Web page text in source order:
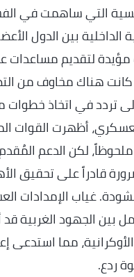
التي ساهمت في
الداخلية بين الدول
لتقديم مساعدات
كانت هناك مخاوف من
تردد في اتخاذ
أظهرت القوات
ملحوظاً، لكن الدعم
قادراً على تحقيق
غياب الإمدادات
بين الجهود الغربية
مما استدعى
ردع.